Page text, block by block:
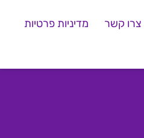
צרו קשר מדיניות פרטיות